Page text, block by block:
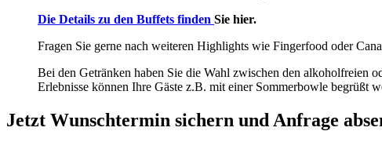
Die Details zu den Buffets finden Sie hier.
Fragen Sie gerne nach weiteren Highlights wie Fingerfood oder
Bei den Getränken haben Sie die Wahl zwischen den alkoholfreien
Erlebnisse können Ihre Gäste z.B. mit einer Sommerbowle begrüßt
Jetzt Wunschtermin sichern und Anfrage